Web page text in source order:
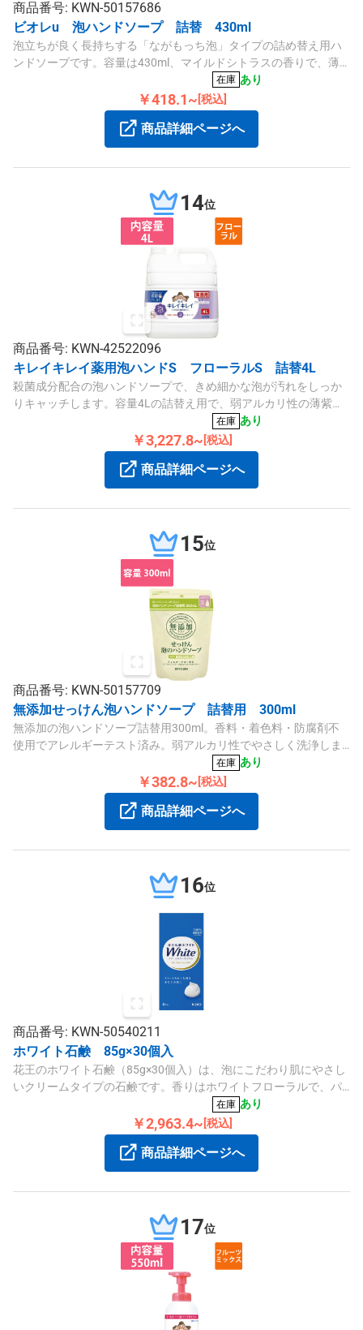
商品番号: KWN-50157686
ビオレu 泡ハンドソープ 詰替 430ml
泡立ちが良く長持ちする「ながもっち泡」タイプの詰め替え用ハ
ンドソープです。容量は430ml、マイルドシトラスの香りで、薄
在庫 あり
￥418.1~[税込]
商品詳細ページへ
14位
商品番号: KWN-42522096
キレイキレイ薬用泡ハンドS フローラルS 詰替4L
殺菌成分配合の泡ハンドソープで、きめ細かな泡が汚れをしっか
りキャッチします。容量4Lの詰替え用で、弱アルカリ性の薄紫色
在庫 あり
￥3,227.8~ [税込]
商品詳細ページへ
15位
商品番号: KWN-50157709
無添加せっけん泡ハンドソープ 詰替用 300ml
無添加の泡ハンドソープ詰替用300ml。香料・着色料・防腐剤不
使用でアレルギーテスト済み。弱アルカリ性でやさしく洗浄しま
在庫 あり
￥382.8~ [税込]
商品詳細ページへ
16位
商品番号: KWN-50540211
ホワイト石鹸 85g×30個入
花王のホワイト石鹸（85g×30個入）は、泡にこだわり肌にやさし
いクリームタイプの石鹸です。香りはホワイトフローラルで、パ
ーム核脂肪酸ナトリウムなどの成分を使用しています。
在庫 あり
￥2,963.4~ [税込]
商品詳細ページへ
17位